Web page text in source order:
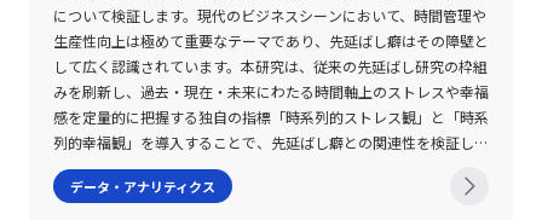
ても大いに役立つ知識となるだろう。 最後に、金融市場は常に変
動しており、ボラティリティの変化は新たな投資機会を提供する一
方で大きな落とし穴も存在する。 市場動向を定期的にモニター
し、最新の分析手法やツールを取り入れることで、投資リスクの低
減と利益の最大化を目指すことができる。 未来の市場環境におい
て、的確なリスク管理と柔軟な戦略の構築が、投資家としての成長
ツールとなるでしょう。したがって、導入の際には各種注意点を十
分に考慮し、企業の現状と将来展望に応じた最適な選択が求められ
ます。これにより、社員が安心して能力を発揮できる環境を整備
し、企業全体の競争力を一層高めることが可能となるのです。
ば、複数の自動化ツールの比較検討において、期待値や効果、投資
対効果の結果から最適なツールを選定するプロセスを具体例とする
ことで、デシジョンツリーの有用性が実証されます。 このよう
に、デシジョンツリーの作成は、単一の意思決定ではなく、複数の
選択肢を段階的に分析・評価することで複雑な課題に対して最適な
解決策を導出するためのフレームワークであると言えます。 デシ
ジョンツリーの注意点と留意事項 デシジョンツリーをビジネスで
活用する際には、いくつかの注意点が存在します。まず第一に、全
必要があります。 第二の注意点は、度数分布表から算出される統
計指標、すなわち平均値、中央値、最頻値の意味や計算方法に対す
る理解です。例えば、平均値は各階級値に度数を掛けた総和をデー
タ数で割ることで求められますが、データの分布が偏っている場合
には、中央値や最頻値がより有効な代表値となります。中央値は、
データを昇順または降順に並べた際の中央の値を示し、最頻値は最
も頻出する階級値を表します。これらの指標は、データの分布形状
が偏っている場合や外れ値の影響を受けやすい場合に、平均値だけ
すると、誤った結論に至る可能性があります。これらの理由から、
CAGRのみを用いた評価ではなく、同時に他のKPIや業界平均、マ
クロ経済指標などとの比較分析を行うことが求められます。特に
20代の若手ビジネスマンやスタートアップ関係者にとっては、初
期段階の成長評価においては月単位の成長率を示すCMGRとの併用
が望ましく、短期的な動向と中長期的なトレンドの双方を包括的に
理解することが重要です。また、Excelなどの表計算ソフトウェア
を用いた計算方法についても、数式やPOWER関数を活用した正確
ダーによる評価など、複合的な情報をもとにして算出されます。こ
の評価は、スパムメールの送信、フィッシングサイトの運営、マル
ウェア感染のリスクなど、悪意ある行動の有無を判断するための重
要な指標となっており、結果としてセキュリティ対策の精度向上に
寄与しています。 レピュテーションの主要な対象には、主に以下
の3種類が存在します。まず、ドメインレピュテーションは特定の
ドメイン名に付随する評価であり、スパム配信や不正なサイト運営
履歴がある場合、信頼性が低いと判断されます。次に、IPレピュテ
について検証します。現代のビジネスシーンにおいて、時間管理や
生産性向上は極めて重要なテーマであり、先延ばし癖はその障壁と
して広く認識されています。本研究は、従来の先延ばし研究の枠組
みを刷新し、過去・現在・未来にわたる時間軸上のストレスや幸福
感を定量的に把握する独自の指標「時系列的ストレス観」と「時系
列的幸福観」を導入することで、先延ばし癖との関連性を検証して
います。また、研究結果は、未来に対して「今よりもストレスが増
えることはない」という楽観的な認識を持つ人々において、深刻な
データ・アナリティクス